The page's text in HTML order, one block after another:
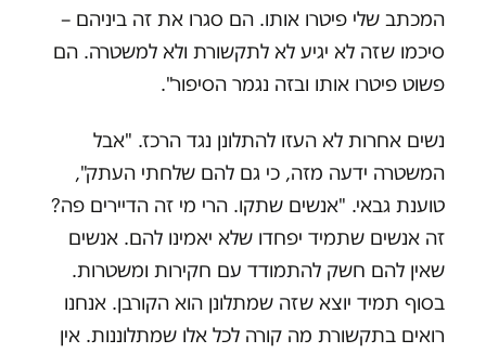
המכתב שלי פיטרו אותו. הם סגרו את זה ביניהם –
סיכמו שזה לא יגיע לא לתקשורת ולא למשטרה. הם
פשוט פיטרו אותו ובזה נגמר הסיפור".
נשים אחרות לא העזו להתלונן נגד הרכז. "אבל
המשטרה ידעה מזה, כי גם להם שלחתי העתק",
טוענת גבאי. "אנשים שתקו. הרי מי זה הדיירים פה?
זה אנשים שתמיד יפחדו שלא יאמינו להם. אנשים
שאין להם חשק להתמודד עם חקירות ומשטרות.
בסוף תמיד יוצא שזה שמתלונן הוא הקורבן. אנחנו
רואים בתקשורת מה קורה לכל אלו שמתלוננות. אין